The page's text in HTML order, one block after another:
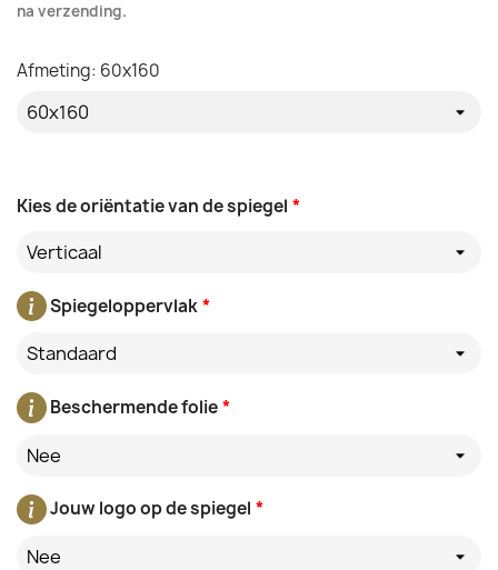
na verzending.
*
Kies de oriëntatie van de spiegel
Verticaal
*
Spiegeloppervlak
Standaard
*
Beschermende folie
Nee
*
Jouw logo op de spiegel
Nee
Afmeting: 60x160